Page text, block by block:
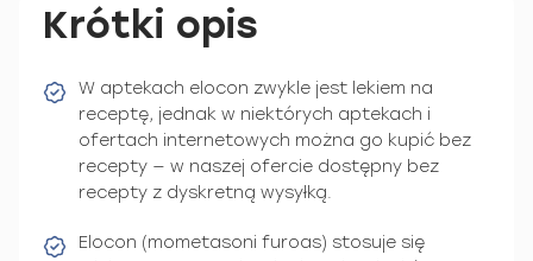
Krótki opis
W aptekach elocon zwykle jest lekiem na
receptę, jednak w niektórych aptekach i
ofertach internetowych można go kupić bez
recepty — w naszej ofercie dostępny bez
recepty z dyskretną wysyłką.
Elocon (mometasoni furoas) stosuje się